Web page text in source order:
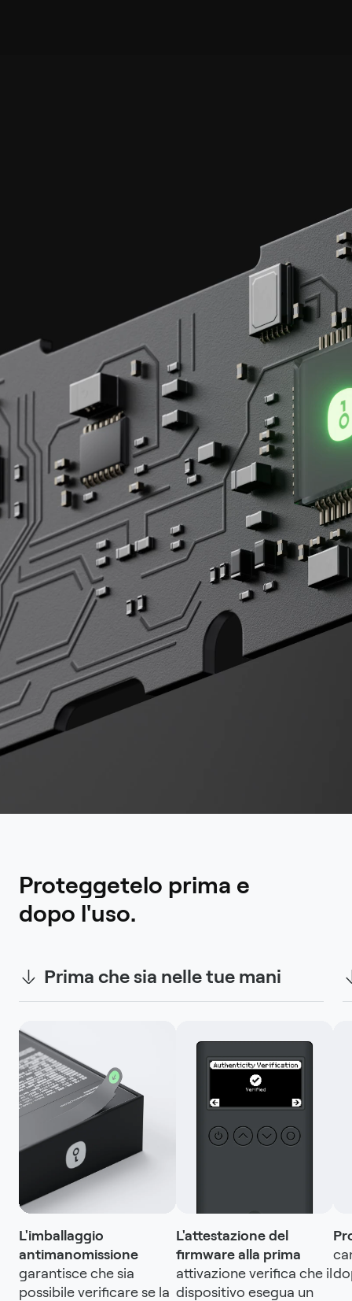
Proteggetelo prima e
dopo l'uso.
Prima che sia nelle tue mani
L'imballaggio
antimanomissione
garantisce che sia
possibile verificare se la
L'attestazione del
firmware alla prima
attivazione verifica che il
dispositivo esegua un